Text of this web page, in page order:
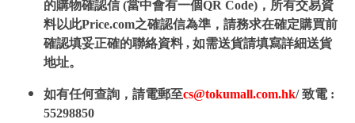
的購物確認信 (當中會有一個QR Code)，所有交易資
料以此Price.com之確認信為準，請務求在確定購買前
確認填妥正確的聯絡資料 , 如需送貨請填寫詳細送貨
地址。
如有任何查詢，請電郵至cs@tokumall.com.hk/ 致電 :
55298850